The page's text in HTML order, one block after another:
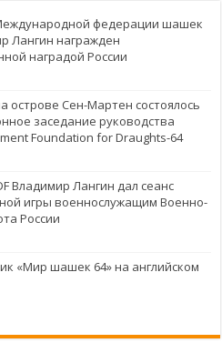
федерации шашек
Лангин награжден
наградой России
острове Сен-Мартен состоялось
заседание руководства
Foundation for Draughts-64
Владимир Лангин дал сеанс
игры военнослужащим Военно-
России
«Мир шашек 64» на английском